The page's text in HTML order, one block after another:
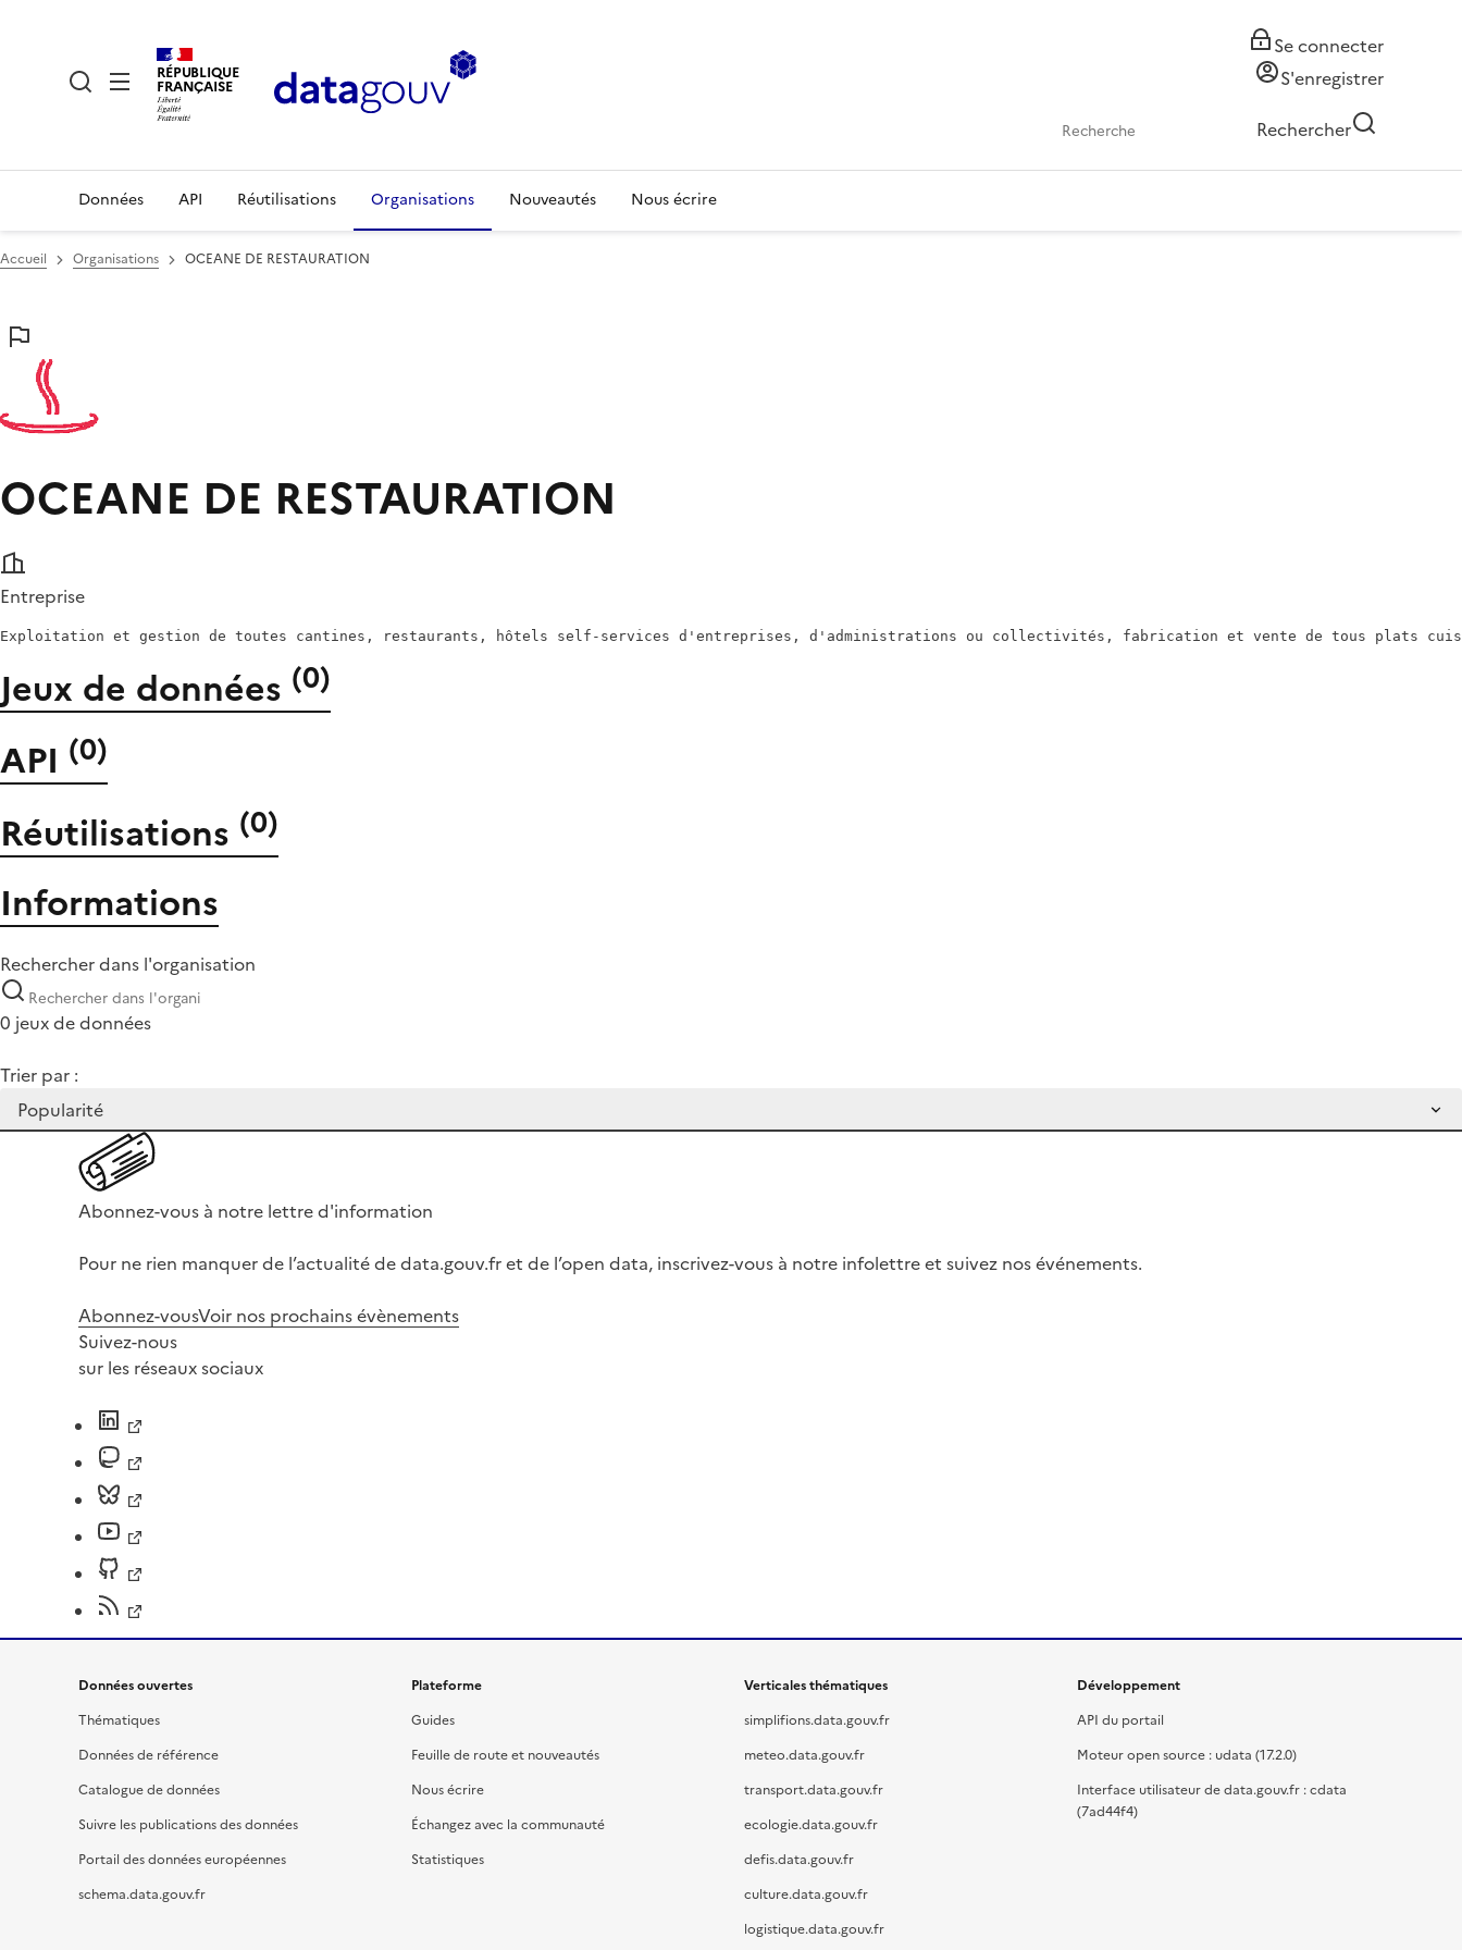
RÉPUBLIQUE
FRANÇAISE
Se connecter
S'enregistrer
Rechercher
Données API Réutilisations Organisations Nouveautés Nous écrire
Accueil Organisations OCEANE DE RESTAURATION
OCEANE DE RESTAURATION
Entreprise
Jeux de données (0)
API (0)
Réutilisations (0)
Informations
Rechercher dans l'organisation
0 jeux de données
Trier par :
Abonnez-vous à notre lettre d'information
Pour ne rien manquer de l’actualité de data.gouv.fr et de l’open data, inscrivez-vous à notre infolettre et suivez nos événements.
Abonnez-vousVoir nos prochains évènements
Suivez-nous
sur les réseaux sociaux
Données ouvertes
Thématiques
Données de référence
Catalogue de données
Suivre les publications des données
Portail des données européennes
schema.data.gouv.fr
Plateforme
Guides
Feuille de route et nouveautés
Nous écrire
Échangez avec la communauté
Statistiques
Verticales thématiques
simplifions.data.gouv.fr
meteo.data.gouv.fr
transport.data.gouv.fr
ecologie.data.gouv.fr
defis.data.gouv.fr
culture.data.gouv.fr
logistique.data.gouv.fr
Développement
API du portail
Moteur open source : udata (17.2.0)
Interface utilisateur de data.gouv.fr : cdata
(7ad44f4)